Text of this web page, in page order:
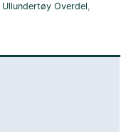
Ullundertøy Overdel,